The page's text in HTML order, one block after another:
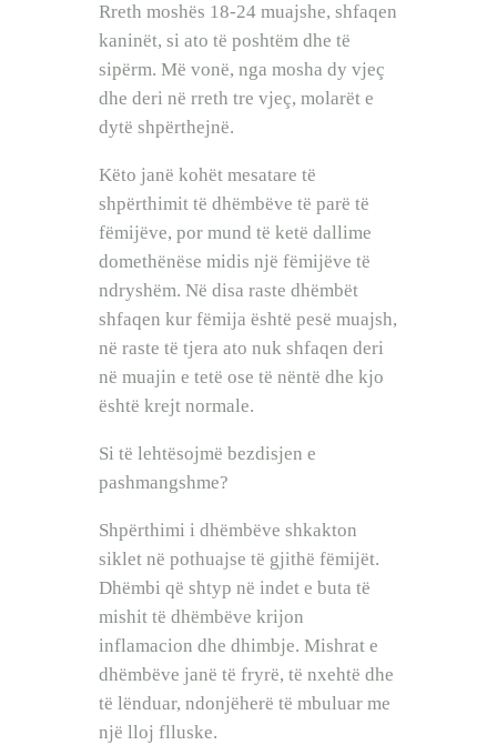
Rreth moshës 18-24 muajshe, shfaqen
kaninët, si ato të poshtëm dhe të
sipërm. Më vonë, nga mosha dy vjeç
dhe deri në rreth tre vjeç, molarët e
dytë shpërthejnë.
Këto janë kohët mesatare të
shpërthimit të dhëmbëve të parë të
fëmijëve, por mund të ketë dallime
domethënëse midis një fëmijëve të
ndryshëm. Në disa raste dhëmbët
shfaqen kur fëmija është pesë muajsh,
në raste të tjera ato nuk shfaqen deri
në muajin e tetë ose të nëntë dhe kjo
është krejt normale.
Si të lehtësojmë bezdisjen e
pashmangshme?
Shpërthimi i dhëmbëve shkakton
siklet në pothuajse të gjithë fëmijët.
Dhëmbi që shtyp në indet e buta të
mishit të dhëmbëve krijon
inflamacion dhe dhimbje. Mishrat e
dhëmbëve janë të fryrë, të nxehtë dhe
të lënduar, ndonjëherë të mbuluar me
një lloj flluske.